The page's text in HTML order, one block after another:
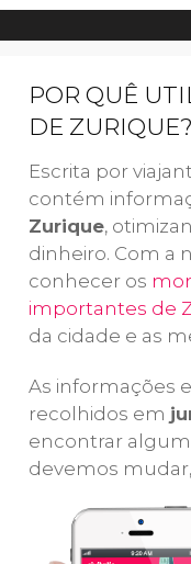
de belas
paisagens,
ao monte Titlis
saindo de
Zurique. Uma
experiência
única que você
não pode
perder!
POR QUÊ
DE ZURIQUE?
Escrita por
contém
Zurique,
dinheiro. Com a
conhecer os
importantes de
da cidade e as
As informações
recolhidos em
encontrar
devemos mudar,